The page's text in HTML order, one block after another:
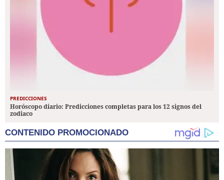
PREDICCIONES
Horóscopo diario: Predicciones completas para los 12 signos del
zodiaco
CONTENIDO PROMOCIONADO